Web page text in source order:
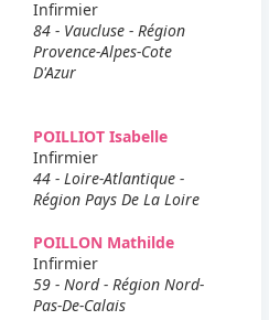
Infirmier
84 - Vaucluse - Région
Provence-Alpes-Cote
D'Azur
POILLIOT Isabelle
Infirmier
44 - Loire-Atlantique -
Région Pays De La Loire
POILLON Mathilde
Infirmier
59 - Nord - Région Nord-
Pas-De-Calais